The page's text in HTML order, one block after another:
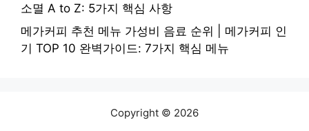
소멸 A to Z: 5가지 핵심 사항
메가커피 추천 메뉴 가성비 음료 순위 | 메가커피 인
기 TOP 10 완벽가이드: 7가지 핵심 메뉴
Copyright © 2026